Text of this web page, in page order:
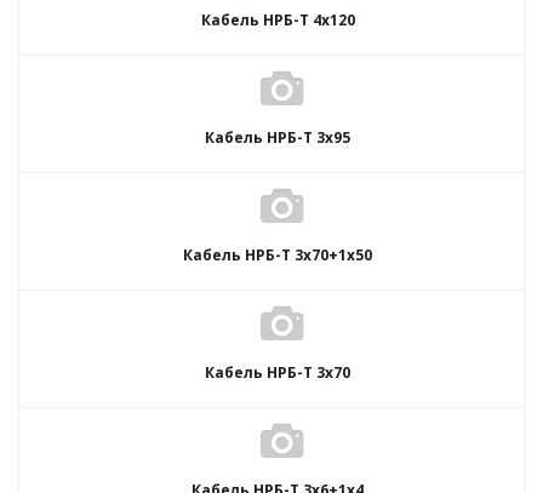
Кабель НРБ-Т 4х120
Кабель НРБ-Т 3х95
Кабель НРБ-Т 3х70+1х50
Кабель НРБ-Т 3х70